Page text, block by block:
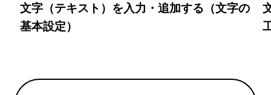
文字（テキスト）を入力・追加する（文字の
基本設定）